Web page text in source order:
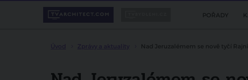
POŘADY
Nad Jeruzalémem se nově tyčí